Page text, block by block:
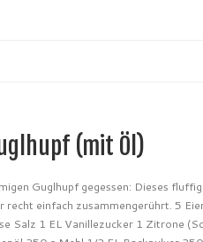
(mit Öl)
Guglhupf gegessen: Dieses
recht einfach zusammengerührt. 5
Salz 1 EL Vanillezucker 1 Zitrone